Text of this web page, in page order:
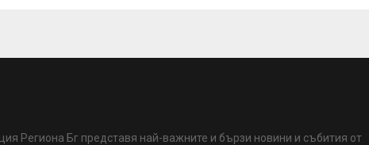
Региона Бг представя най-важните и бързи новини и събития от